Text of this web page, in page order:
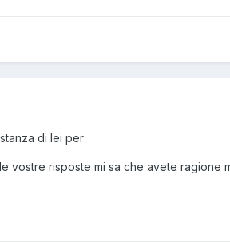
di lei per
vostre risposte mi sa che avete ragione